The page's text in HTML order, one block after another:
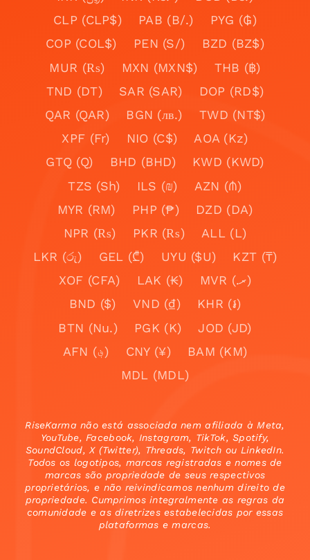
CLP (CLP$)
PAB (B/.)
PYG (₲)
COP (COL$)
PEN (S/)
BZD (BZ$)
MUR (₨)
MXN (MXN$)
THB (฿)
TND (DT)
SAR (SAR)
DOP (RD$)
QAR (QAR)
BGN (лв.)
TWD (NT$)
XPF (Fr)
NIO (C$)
AOA (Kz)
GTQ (Q)
BHD (BHD)
KWD (KWD)
TZS (Sh)
ILS (₪)
AZN (₼)
MYR (RM)
PHP (₱)
DZD (DA)
NPR (₨)
PKR (₨)
ALL (L)
LKR (රු)
GEL (₾) UYU ($U)
KZT (₸)
XOF (CFA)
LAK (₭)
MVR (.ރ)
BND ($)
VND (₫)
KHR (៛)
BTN (Nu.)
PGK (K)
JOD (JD)
AFN (؋)
CNY (¥)
BAM (KM)
MDL (MDL)
RiseKarma não está associada nem afiliada à Meta,
YouTube, Facebook, Instagram, TikTok, Spotify,
SoundCloud, X (Twitter), Threads, Twitch ou LinkedIn.
Todos os logotipos, marcas registradas e nomes de
marcas são propriedade de seus respectivos
proprietários, e não reivindicamos nenhum direito de
propriedade. Cumprimos integralmente as regras da
comunidade e as diretrizes estabelecidas por essas
plataformas e marcas.